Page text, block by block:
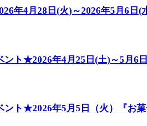
年4月28日(火)～2026年5月6日
ト★2026年4月25日(土)～5月6
ト★2026年5月5日（火）『お